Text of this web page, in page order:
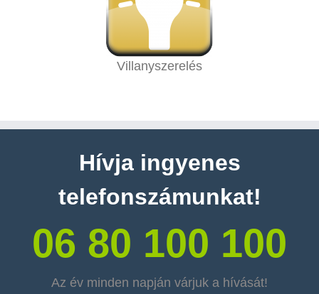
Villanyszerelés
Hívja ingyenes
telefonszámunkat!
06 80 100 100
Az év minden napján várjuk a hívását!